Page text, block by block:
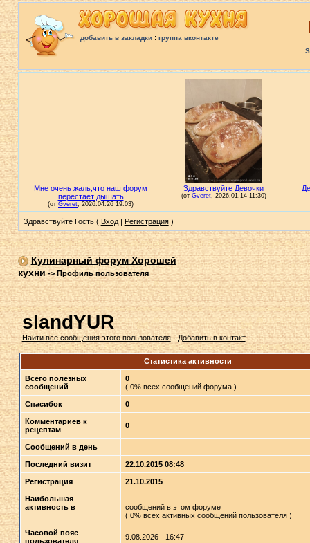
добавить в закладки: группа вконтакте
Здравствуйте Гость ( Вход| Регистрация)
Кулинарный форум Хорошей
кухни->Профиль пользователя
slandYUR
Найти все сообщения этого пользователя·Добавить в контакт
Статистика активности
Всего полезных
сообщений
0
( 0% всех сообщений форума )
Спасибок 0
Комментариев к
рецептам
0
Сообщений в день
Последний визит 22.10.2015 08:48
Регистрация 21.10.2015
Наибольшая
активность в
сообщений в этом форуме
( 0% всех активных сообщений пользователя )
Часовой пояс
пользователя
9.08.2026 - 16:47